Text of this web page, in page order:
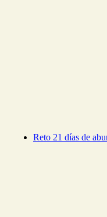
Reto 21 días de